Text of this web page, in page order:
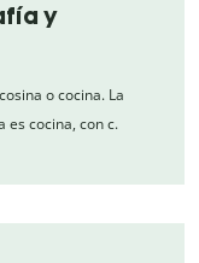
y
o cocina. La
es cocina, con c.